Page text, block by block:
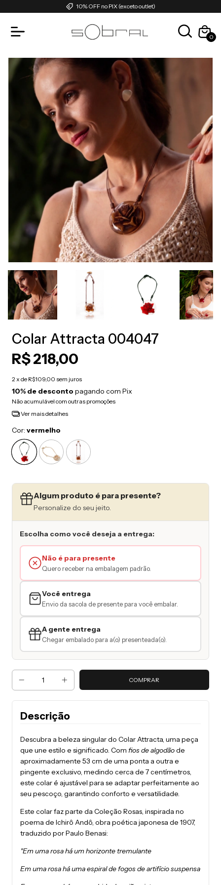
10% OFF no PIX (exceto outlet)
0
Colar Attracta 004047
R$ 218,00
2x de R$109,00 sem juros
10% de desconto pagando com Pix
Não acumulável com outras promoções
Ver mais detalhes
Cor: vermelho
Algum produto é para presente?
Personalize do seu jeito.
Escolha como você deseja a entrega:
Não é para presente
Quero receber na embalagem padrão.
Você entrega
Envio da sacola de presente para você embalar.
A gente entrega
Chegar embalado para a(o) presenteada(o).
Descrição
Descubra a beleza singular do Colar Attracta, uma peça
que une estilo e significado. Com fios de algodãode
aproximadamente 53 cm de uma ponta a outra e
pingente exclusivo, medindo cerca de 7 centímetros,
este colar é ajustável para se adaptar perfeitamente ao
seu pescoço, garantindo conforto e versatilidade.
Este colar faz parte da Coleção Rosas, inspirada no
poema de Ichirô Andô, obra poética japonesa de 1907,
traduzido por Paulo Benasi:
"Em uma rosa há um horizonte tremulante
Em uma rosa há uma espiral de fogos de artifício suspensa